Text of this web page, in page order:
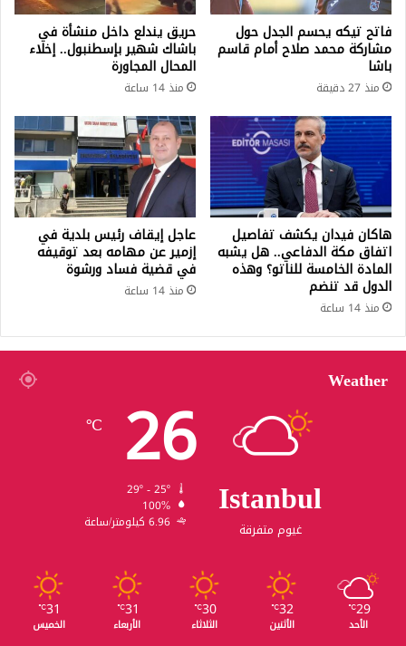
فاتح تيكه يحسم الجدل حول
مشاركة محمد صلاح أمام قاسم
باشا
منذ 27 دقيقة
حريق يندلع داخل منشأة في
باشاك شهير بإسطنبول.. إخلاء
المحال المجاورة
منذ 14 ساعة
هاكان فيدان يكشف تفاصيل
اتفاق مكة الدفاعي.. هل يشبه
المادة الخامسة للناتو؟ وهذه
الدول قد تنضم
منذ 14 ساعة
عاجل إيقاف رئيس بلدية في
إزمير عن مهامه بعد توقيفه
في قضية فساد ورشوة
منذ 14 ساعة
Weather
Istanbul
غيوم متفرقة
26
℃
100%
6.96 كيلومتر/ساعة
29
℃
الأحد
32
℃
الأثنين
30
℃
الثلاثاء
31
℃
الأربعاء
31
℃
الخميس